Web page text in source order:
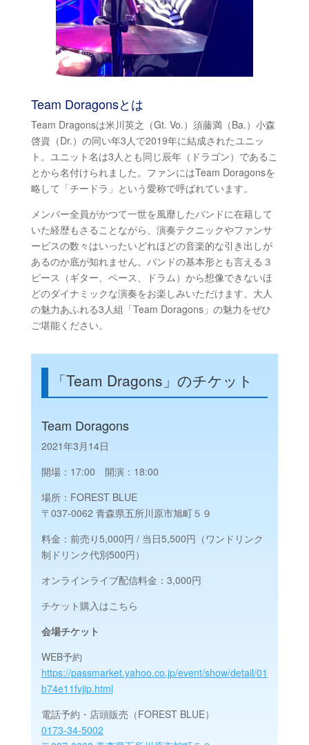
Team Doragonsとは
Team Dragonsは米川英之（Gt. Vo.）須藤満（Ba.）小森
啓資（Dr.）の同い年3人で2019年に結成されたユニッ
ト。ユニット名は3人とも同じ辰年（ドラゴン）であるこ
とから名付けられました。ファンにはTeam Doragonsを
略して「チードラ」という愛称で呼ばれています。
メンバー全員がかつて一世を風靡したバンドに在籍して
いた経歴もさることながら、演奏テクニックやファンサ
ービスの数々はいったいどれほどの音楽的な引き出しが
あるのか底が知れません。バンドの基本形とも言える３
ピース（ギター、ベース、ドラム）から想像できないほ
どのダイナミックな演奏をお楽しみいただけます。大人
の魅力あふれる3人組「Team Doragons」の魅力をぜひ
ご堪能ください。
「Team Dragons」のチケット
Team Doragons
2021年3月14日
開場：17:00 開演：18:00
場所：FOREST BLUE
〒037-0062 青森県五所川原市旭町５９
料金：前売り5,000円 / 当日5,500円（ワンドリンク
制ドリンク代別500円）
オンラインライブ配信料金：3,000円
チケット購入はこちら
会場チケット
WEB予約
https://passmarket.yahoo.co.jp/event/show/detail/01
b74e11fvjip.html
電話予約・店頭販売（FOREST BLUE）
0173-34-5002